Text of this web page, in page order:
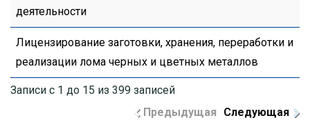
деятельности
Лицензирование заготовки, хранения, переработки и
реализации лома черных и цветных металлов
Записи с 1 до 15 из 399 записей
Предыдущая Следующая